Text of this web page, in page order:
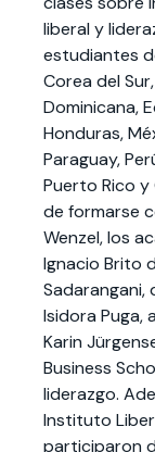
liberal y
estudiantes
Corea del
Dominicana,
Honduras,
Paraguay,
Puerto Rico
de formarse
Wenzel, los
Ignacio Brito
Sadarangani,
Isidora Puga,
Karin
Business
liderazgo.
Instituto
participaron